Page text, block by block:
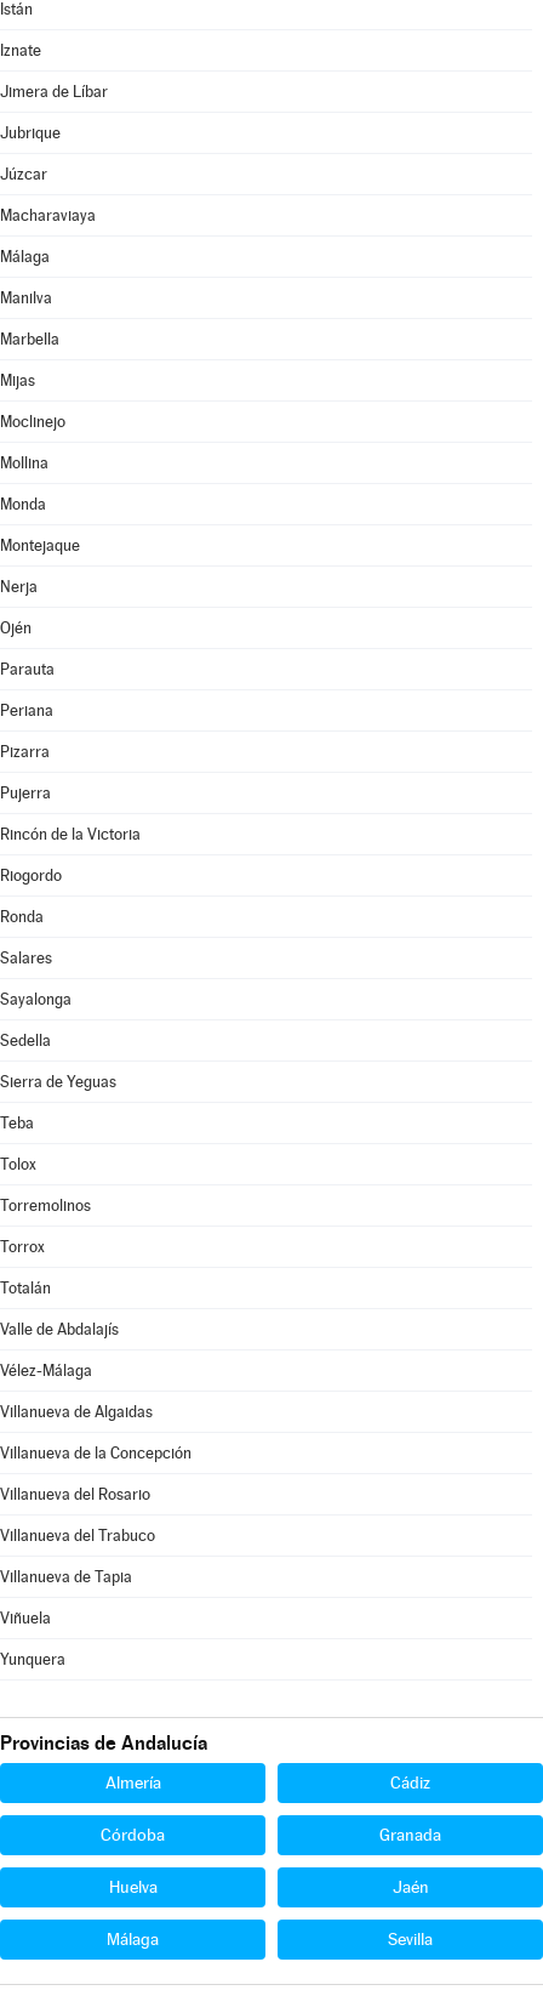
Istán
Iznate
Jimera de Líbar
Jubrique
Júzcar
Macharaviaya
Málaga
Manilva
Marbella
Mijas
Moclinejo
Mollina
Monda
Montejaque
Nerja
Ojén
Parauta
Periana
Pizarra
Pujerra
Rincón de la Victoria
Riogordo
Ronda
Salares
Sayalonga
Sedella
Sierra de Yeguas
Teba
Tolox
Torremolinos
Torrox
Totalán
Valle de Abdalajís
Vélez-Málaga
Villanueva de Algaidas
Villanueva de la Concepción
Villanueva del Rosario
Villanueva del Trabuco
Villanueva de Tapia
Viñuela
Yunquera
Provincias de Andalucía
Almería Cádiz
Córdoba Granada
Huelva Jaén
Málaga Sevilla